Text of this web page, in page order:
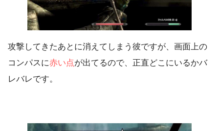
攻撃してきたあとに消えてしまう彼ですが、画面上の
コンパスに赤い点が出てるので、正直どこにいるかバ
レバレです。